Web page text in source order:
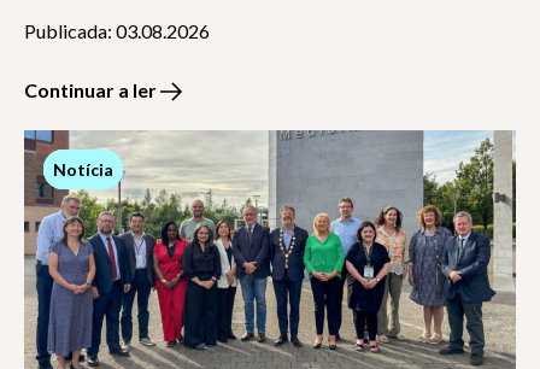
Publicada: 03.08.2026
Continuar a ler
Notícia
Notícia